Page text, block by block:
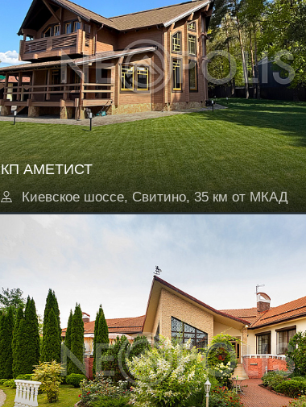
КП АМЕТИСТ
Киевское шоссе, Свитино, 35 км от МКАД